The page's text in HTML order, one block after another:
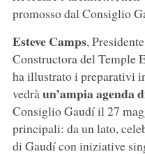
promosso dal Consiglio
Esteve Camps,
Constructora del Temple
ha illustrato i preparativi
vedràun’ampia agenda
Consiglio Gaudí il 27
principali: da un lato,
di Gaudí con iniziative